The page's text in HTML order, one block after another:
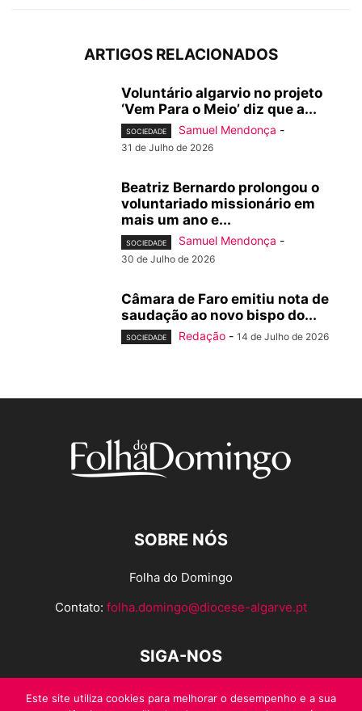
ARTIGOS RELACIONADOS
Voluntário algarvio no projeto
‘Vem Para o Meio’ diz que a...
SOCIEDADE Samuel Mendonça -
31 de Julho de 2026
Beatriz Bernardo prolongou o
voluntariado missionário em
mais um ano e...
SOCIEDADE Samuel Mendonça -
30 de Julho de 2026
Câmara de Faro emitiu nota de
saudação ao novo bispo do...
SOCIEDADE Redação - 14 de Julho de 2026
SOBRE NÓS
Folha do Domingo
Contato: folha.domingo@diocese-algarve.pt
SIGA-NOS
Este site utiliza cookies para melhorar o desempenho e a sua